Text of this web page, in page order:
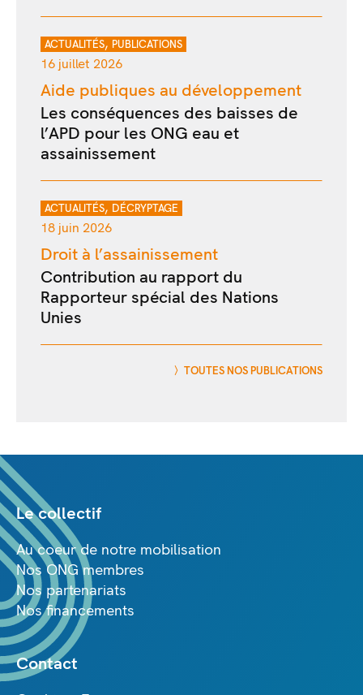
ACTUALITÉS, PUBLICATIONS
16 juillet 2026
Aide publiques au développement
Les conséquences des baisses de
l’APD pour les ONG eau et
assainissement
ACTUALITÉS, DÉCRYPTAGE
18 juin 2026
Droit à l’assainissement
Contribution au rapport du
Rapporteur spécial des Nations
Unies
TOUTES NOS PUBLICATIONS
Le collectif
Au coeur de notre mobilisation
Nos ONG membres
Nos partenariats
Nos financements
Contact